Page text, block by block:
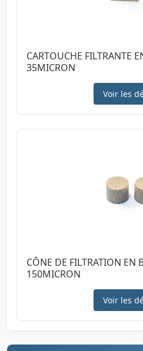
CARTOUCHE FILTRANTE
35MICRON
Voir les
CÔNE DE FILTRATION EN
150MICRON
Voir les